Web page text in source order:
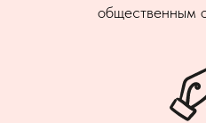
общественным